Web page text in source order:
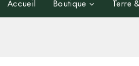
Accueil Boutique Terre